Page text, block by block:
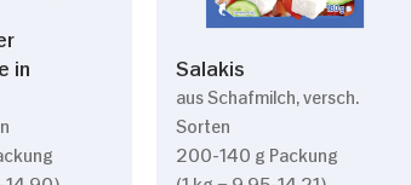
in
Salakis
aus Schafmilch, versch.
Sorten
200-140 g Packung